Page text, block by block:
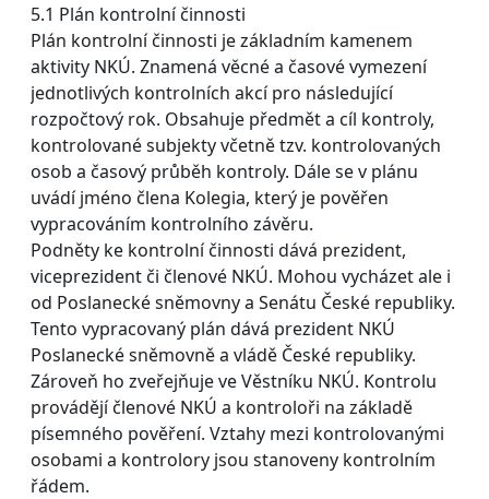
5.1 Plán kontrolní činnosti
Plán kontrolní činnosti je základním kamenem
aktivity NKÚ. Znamená věcné a časové vymezení
jednotlivých kontrolních akcí pro následující
rozpočtový rok. Obsahuje předmět a cíl kontroly,
kontrolované subjekty včetně tzv. kontrolovaných
osob a časový průběh kontroly. Dále se v plánu
uvádí jméno člena Kolegia, který je pověřen
vypracováním kontrolního závěru.
Podněty ke kontrolní činnosti dává prezident,
viceprezident či členové NKÚ. Mohou vycházet ale i
od Poslanecké sněmovny a Senátu České republiky.
Tento vypracovaný plán dává prezident NKÚ
Poslanecké sněmovně a vládě České republiky.
Zároveň ho zveřejňuje ve Věstníku NKÚ. Kontrolu
provádějí členové NKÚ a kontroloři na základě
písemného pověření. Vztahy mezi kontrolovanými
osobami a kontrolory jsou stanoveny kontrolním
řádem.